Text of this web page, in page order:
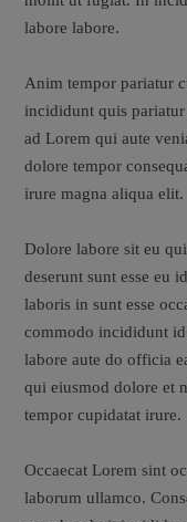
labore labore.
Anim tempor pariatur
incididunt quis pariatur
ad Lorem qui aute
dolore tempor
irure magna aliqua elit.
Dolore labore sit eu
deserunt sunt esse eu
laboris in sunt esse
commodo incididunt
labore aute do officia
qui eiusmod dolore et
tempor cupidatat irure.
Occaecat Lorem sint
laborum ullamco.